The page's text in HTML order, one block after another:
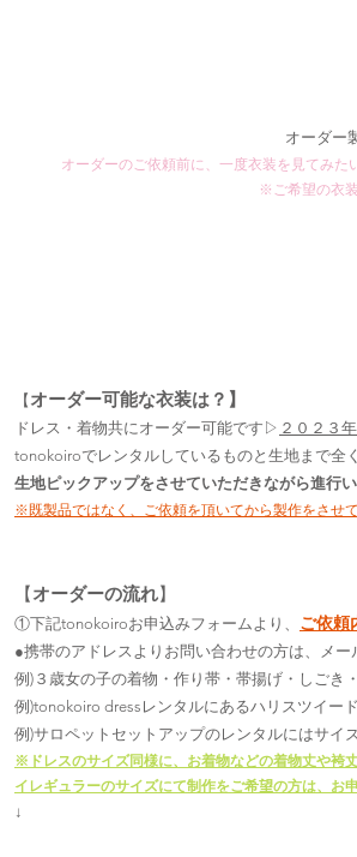
オーダー
オーダーのご依頼前に、一度衣装を見てみた
※ご希望の衣
【 オーダー可能な衣装は？】
ドレス・着物共にオーダー可能です▷ ２０２３
tonokoiroでレンタルしているものと生地まで全
生地ピックアップをさせていただきながら進行
※既製品ではなく、ご依頼を頂いてから製作をさせ
【オーダーの流れ】
①下記tonokoiroお申込みフォームより、 ご依頼
●携帯のアドレスよりお問い合わせの方は、メ
例)３歳女の子の着物・作り帯・帯揚げ・しごき
例)tonokoiro dressレンタルにあるハリスツイー
例)サロペットセットアップのレンタルにはサイ
※ドレスのサイズ同様に、お着物などの着物丈や袴
イレギュラーのサイズにて制作をご希望の方は、お
↓